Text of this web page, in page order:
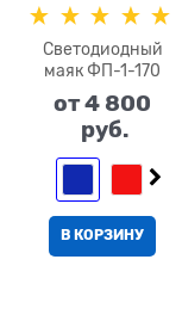
Светодиодный
маяк ФП-1-170
от4 800
руб.
В КОРЗИНУ